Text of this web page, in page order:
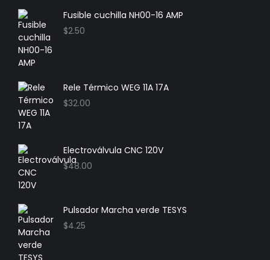
Fusible cuchilla NH00-16 AMP
$2.50
Rele Térmico WEG 11A 17A
$32.00
Electroválvula CNC 120V
$48.00
Pulsador Marcha verde TESYS
$4.25